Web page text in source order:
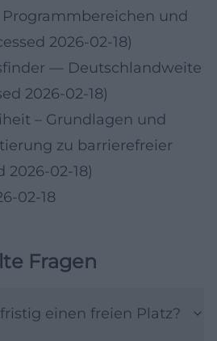
und
2026-02-18)
— Deutschlandweite
2026-02-18)
– Grundlagen und
zu barrierefreier
2026-02-18)
02-18
Fragen
einen freien Platz?